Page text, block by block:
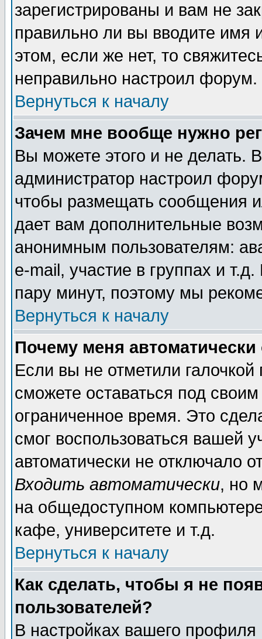
зарегистрированы и вам не
правильно ли вы вводите
этом, если же нет, то
неправильно настроил форум.
Вернуться к началу
Зачем мне вообще нужно
Вы можете этого и не делать.
администратор настроил
чтобы размещать сообщения
дает вам дополнительные
анонимным пользователям:
e-mail, участие в группах и
пару минут, поэтому мы
Вернуться к началу
Почему меня автоматически
Если вы не отметили галочкой
сможете оставаться под
ограниченное время. Это
смог воспользоваться вашей
автоматически не отключало
Входить автоматически, но
на общедоступном
кафе, университете и т.д.
Вернуться к началу
Как сделать, чтобы я не
пользователей?
В настройках вашего